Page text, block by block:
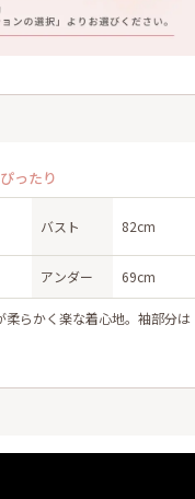
ぴったり
バスト 82cm
アンダー 69cm
らかく楽な着心地。袖部分は